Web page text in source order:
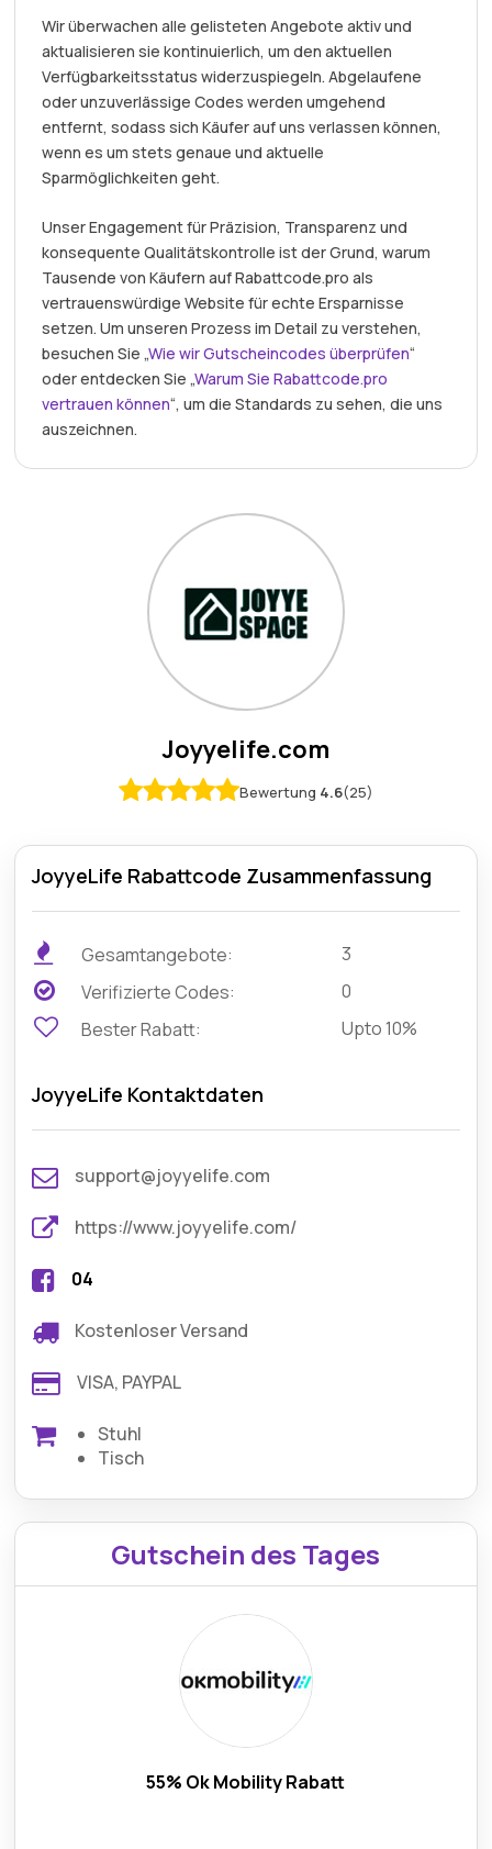
Wir überwachen alle gelisteten Angebote aktiv und
aktualisieren sie kontinuierlich, um den aktuellen
Verfügbarkeitsstatus widerzuspiegeln. Abgelaufene
oder unzuverlässige Codes werden umgehend
entfernt, sodass sich Käufer auf uns verlassen können,
wenn es um stets genaue und aktuelle
Sparmöglichkeiten geht.
Unser Engagement für Präzision, Transparenz und
konsequente Qualitätskontrolle ist der Grund, warum
Tausende von Käufern auf Rabattcode.pro als
vertrauenswürdige Website für echte Ersparnisse
setzen. Um unseren Prozess im Detail zu verstehen,
besuchen Sie „Wie wir Gutscheincodes überprüfen“
oder entdecken Sie „Warum Sie Rabattcode.pro
vertrauen können“, um die Standards zu sehen, die uns
auszeichnen.
Joyyelife.com
Bewertung 4.6(25)
JoyyeLife Rabattcode Zusammenfassung
Gesamtangebote:
3
Verifizierte Codes:
0
Bester Rabatt:
Upto 10%
JoyyeLife Kontaktdaten
support@joyyelife.com
https://www.joyyelife.com/
04
Kostenloser Versand
VISA, PAYPAL
Stuhl
Tisch
Gutschein des Tages
55% Ok Mobility Rabatt